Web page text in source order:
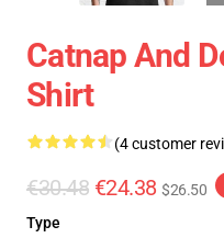
Catnap And
Shirt
(4 customer
€30.48 €24.38 $26.50
Type